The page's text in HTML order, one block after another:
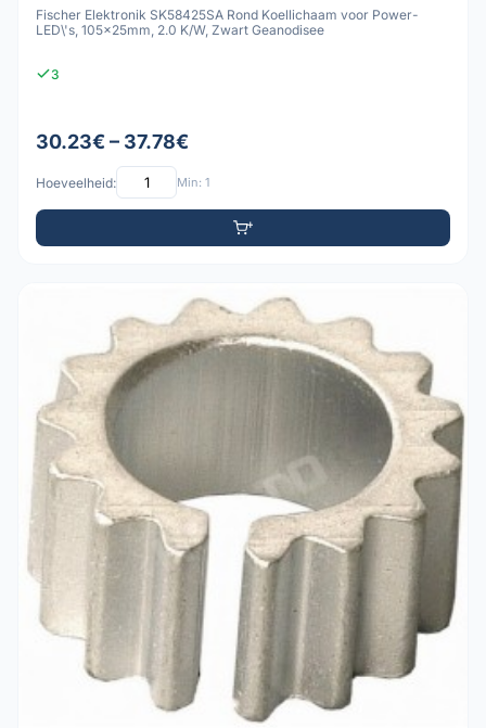
Fischer Elektronik SK58425SA Rond Koellichaam voor Power-
LED\'s, 105x25mm, 2.0 K/W, Zwart Geanodisee
3
30.23€ – 37.78€
Hoeveelheid: Min: 1